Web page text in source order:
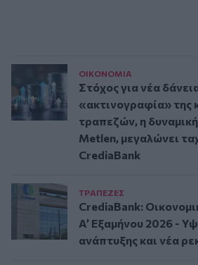
ΟΙΚΟΝΟΜΙΑ
Στόχος για νέα
«ακτινογραφία» της
τραπεζών, η
Metlen, μεγαλώνει
CrediaBank
ΤΡAΠΕΖΕΣ
CrediaBank:
A’ Εξαμήνου 2026 -
ανάπτυξης και νέα